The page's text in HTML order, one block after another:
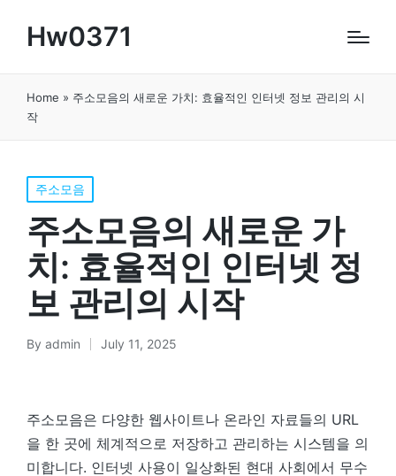
Hw0371
Home » 주소모음의 새로운 가치: 효율적인 인터넷 정보 관리의 시
작
Posted
in
주소모음
주소모음의 새로운 가
치: 효율적인 인터넷 정
보 관리의 시작
Posted
By admin July 11, 2025
주소모음은 다양한 웹사이트나 온라인 자료들의 URL
을 한 곳에 체계적으로 저장하고 관리하는 시스템을 의
미합니다. 인터넷 사용이 일상화된 현대 사회에서 무수